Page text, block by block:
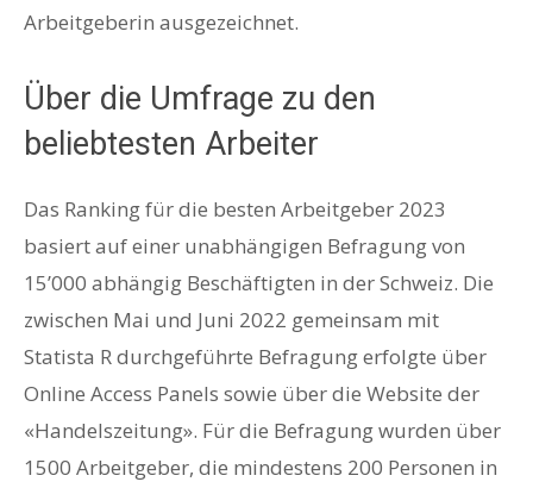
Arbeitgeberin ausgezeichnet.
Über die Umfrage zu den
beliebtesten Arbeiter
Das Ranking für die besten Arbeitgeber 2023
basiert auf einer unabhängigen Befragung von
15’000 abhängig Beschäftigten in der Schweiz. Die
zwischen Mai und Juni 2022 gemeinsam mit
Statista R durchgeführte Befragung erfolgte über
Online Access Panels sowie über die Website der
«Handelszeitung». Für die Befragung wurden über
1500 Arbeitgeber, die mindestens 200 Personen in